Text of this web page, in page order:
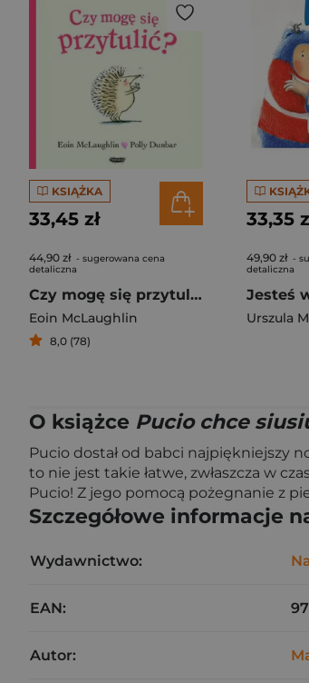
KSIĄŻKA
33,45 zł
44,90 zł - sugerowana cena
detaliczna
Czy mogę się przytulić?
Eoin McLaughlin
8,0 (78)
33,35
49,90 zł -
detaliczna
Urszula
O książce Pucio chce
Pucio dostał od babci najpiękniejszy
to nie jest takie łatwe, zwłaszcza w
Pucio! Z jego pomocą pożegnanie z
Szczegółowe informacje
Wydawnictwo:
EAN:
Autor: